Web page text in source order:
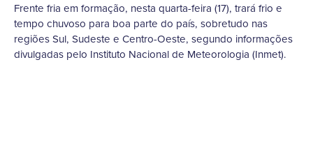
Frente fria em formação, nesta quarta-feira (17), trará frio e
tempo chuvoso para boa parte do país, sobretudo nas
regiões Sul, Sudeste e Centro-Oeste, segundo informações
divulgadas pelo Instituto Nacional de Meteorologia (Inmet).